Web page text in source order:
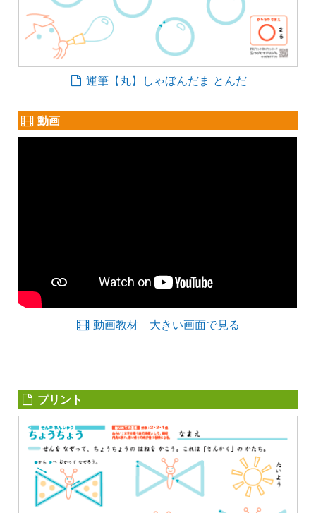
運筆【丸】しゃぼんだま とんだ
動画
動画教材 大きい画面で見る
プリント